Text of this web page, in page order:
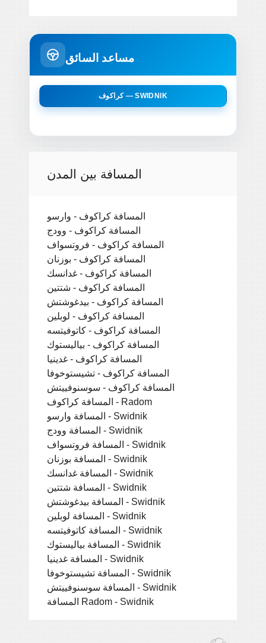
مساعد السائق
كراكوف — SWIDNIK
المسافة بين المدن
المسافة كراكوف - وارسو
المسافة كراكوف - وودج
المسافة كراكوف - فروتسواف
المسافة كراكوف - بوزنان
المسافة كراكوف - غدانسك
المسافة كراكوف - شتتين
المسافة كراكوف - بيدغوشتش
المسافة كراكوف - لوبلين
المسافة كراكوف - كاتوفيتسه
المسافة كراكوف - بياليستوك
المسافة كراكوف - غدينيا
المسافة كراكوف - تشيستوخوفا
المسافة كراكوف - سوسنوفييتش
المسافة كراكوف - Radom
المسافة وارسو - Swidnik
المسافة وودج - Swidnik
المسافة فروتسواف - Swidnik
المسافة بوزنان - Swidnik
المسافة غدانسك - Swidnik
المسافة شتتين - Swidnik
المسافة بيدغوشتش - Swidnik
المسافة لوبلين - Swidnik
المسافة كاتوفيتسه - Swidnik
المسافة بياليستوك - Swidnik
المسافة غدينيا - Swidnik
المسافة تشيستوخوفا - Swidnik
المسافة سوسنوفييتش - Swidnik
المسافة Radom - Swidnik